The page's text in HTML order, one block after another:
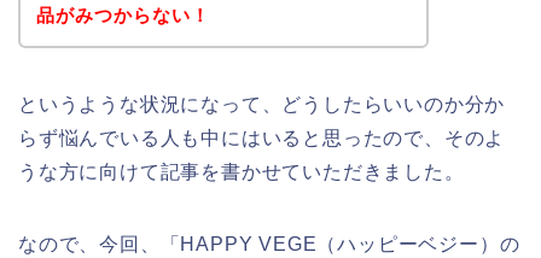
品がみつからない！
というような状況になって、どうしたらいいのか分か
らず悩んでいる人も中にはいると思ったので、そのよ
うな方に向けて記事を書かせていただきました。
なので、今回、「HAPPY VEGE（ハッピーベジー）の